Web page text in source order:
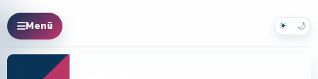
Menü ☀ 🌙